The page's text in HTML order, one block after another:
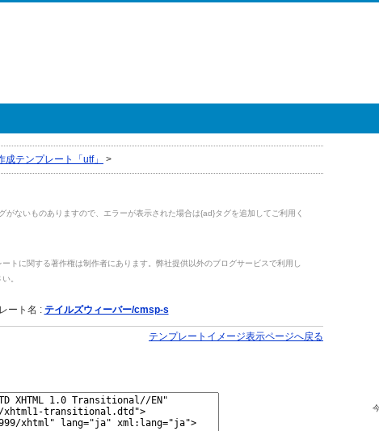
成テンプレート「utf」 >
がないものありますので、エラーが表示された場合は{ad}タグを追加してご利用く
トに関する著作権は制作者にあります。弊社提供以外のブログサービスで利用し
。
ート名 : テイルズウィーバー/cmsp-s
テンプレートイメージ表示ページへ戻る